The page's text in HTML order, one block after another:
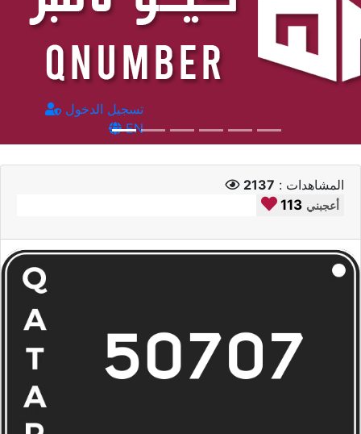
تسجيل الدخول
EN
المشاهدات : 2137
113 أعجبني